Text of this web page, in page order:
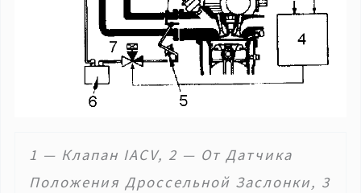
1 — Клапан IACV, 2 — От Датчика
Положения Дроссельной Заслонки, 3